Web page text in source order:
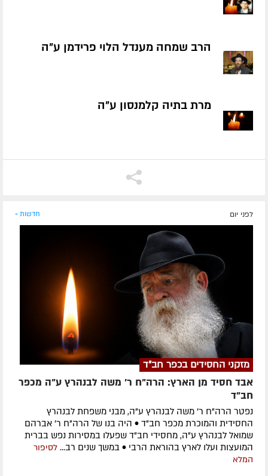
הרב שמחה מענדל הלוי פרידמן ע״ה
מרת בתיה קלמנסון ע״ה
לפני יום חדשות »
מזקני החסידים בכפר חב"ד
אבד חסיד מן הארץ: הרה"ח ר' משה לבנהרץ ע"ה מכפר
חב"ד
נפטר הרה"ח ר' משה לבנהרץ ע"ה, מבני משפחת לבנהרץ
החסידית והמוכרת מכפר חב"ד • היה בנו של הרה"ח ר' אברהם
שמואל לבנהרץ ע"ה, מחסידי חב"ד שפעלו במסירות נפש בברית
המועצות ועלו לארץ בהוראת הרבי • במשך שנים רב... לסיפור
המלא